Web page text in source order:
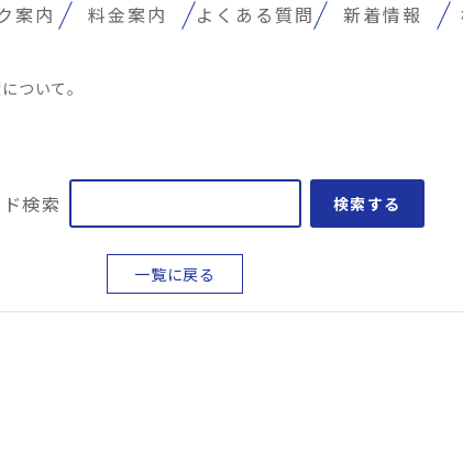
案内 料金案内 よくある質問 新着情報
ついて。
検索 検索する
一覧に戻る